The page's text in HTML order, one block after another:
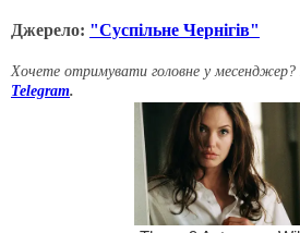
Джерело: "Суспільне Чернігів"
Хочете отримувати головне у
Telegram.